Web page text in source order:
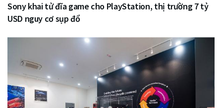
Sony khai tử đĩa game cho PlayStation, thị trường 7 tỷ
USD nguy cơ sụp đổ